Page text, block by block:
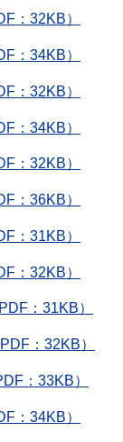
：32KB）
：34KB）
：32KB）
：34KB）
：32KB）
：36KB）
：31KB）
：32KB）
：31KB）
：32KB）
：33KB）
：34KB）